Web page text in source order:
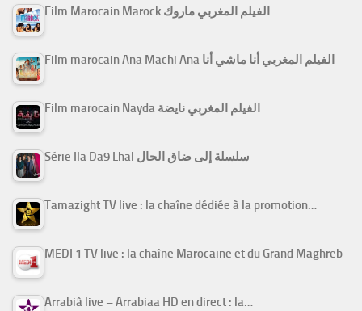
Film Marocain Marock الفيلم المغربي ماروك
Film marocain Ana Machi Ana الفيلم المغربي أنا ماشي أنا
Film marocain Nayda الفيلم المغربي نايضة
Série Ila Da9 Lhal سلسلة إلى ضاق الحال
Tamazight TV live : la chaîne dédiée à la promotion…
MEDI 1 TV live : la chaîne Marocaine et du Grand Maghreb
Arrabiâ live – Arrabiaa HD en direct : la…